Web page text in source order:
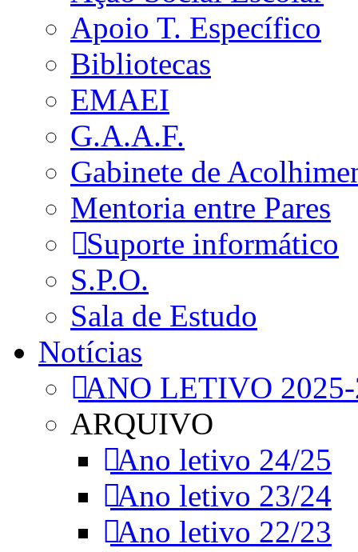
Apoio T. Específico
Bibliotecas
EMAEI
G.A.A.F.
Gabinete de
Mentoria entre Pares
Suporte informático
S.P.O.
Sala de Estudo
Notícias
ANO LETIVO
ARQUIVO
Ano letivo 24/25
Ano letivo 23/24
Ano letivo 22/23